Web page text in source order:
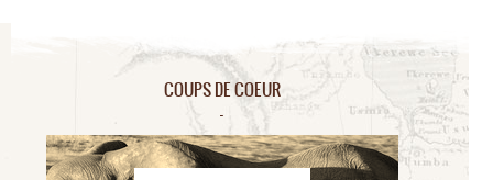
COUPS DE COEUR